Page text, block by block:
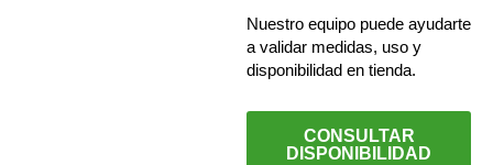
Nuestro equipo puede ayudarte
a validar medidas, uso y
disponibilidad en tienda.
CONSULTAR
DISPONIBILIDAD